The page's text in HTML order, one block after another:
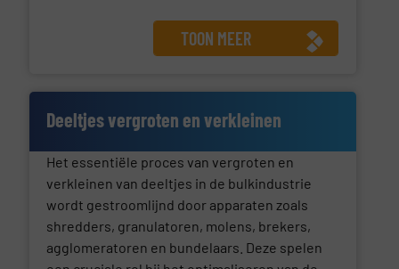
TOON MEER
Deeltjes vergroten en verkleinen
Het essentiële proces van vergroten en
verkleinen van deeltjes in de bulkindustrie
wordt gestroomlijnd door apparaten zoals
shredders, granulatoren, molens, brekers,
agglomeratoren en bundelaars. Deze spelen